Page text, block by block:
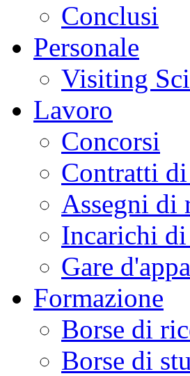
Conclusi
Personale
Visiting
Lavoro
Concorsi
Contratti
Assegni di
Incarichi
Gare
Formazione
Borse di
Borse di